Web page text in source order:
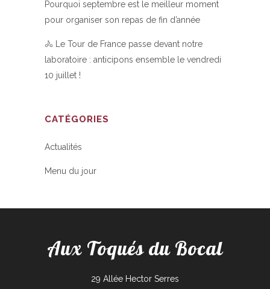
Pourquoi septembre est le meilleur moment
pour organiser son repas de fin d’année
🚴 Le Tour de France passe devant notre
laboratoire : anticipons ensemble le vendredi
10 juillet !
CATÉGORIES
Actualités
Menu du jour
Aux Toqués du Bocal
29 Allée Hector Serres